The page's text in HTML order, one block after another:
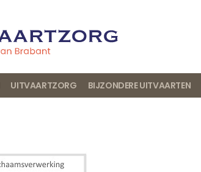
UITVAARTZORG BIJZONDERE UITVAARTEN